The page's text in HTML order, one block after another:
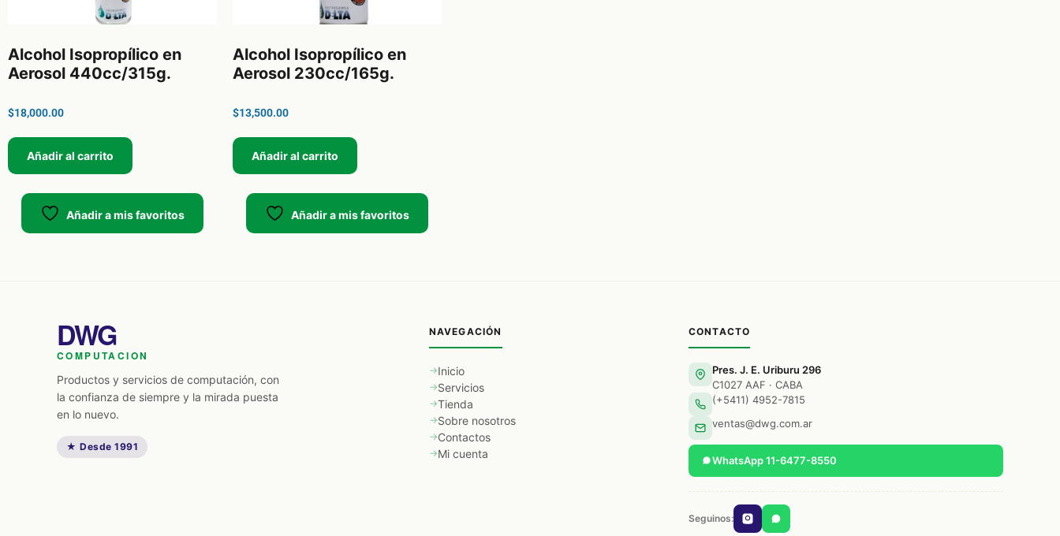
Alcohol Isopropílico en
Aerosol 440cc/315g.
$18,000.00
Añadir al carrito
Añadir a mis favoritos
Alcohol Isopropílico en
Aerosol 230cc/165g.
$13,500.00
Añadir al carrito
Añadir a mis favoritos
DWG
COMPUTACION
Productos y servicios de computación, con
la confianza de siempre y la mirada puesta
en lo nuevo.
★ Desde 1991
NAVEGACIÓN
Inicio
Servicios
Tienda
Sobre nosotros
Contactos
Mi cuenta
CONTACTO
Pres. J. E. Uriburu 296
C1027 AAF · CABA
(+5411) 4952-7815
ventas@dwg.com.ar
WhatsApp 11-6477-8550
Seguinos: